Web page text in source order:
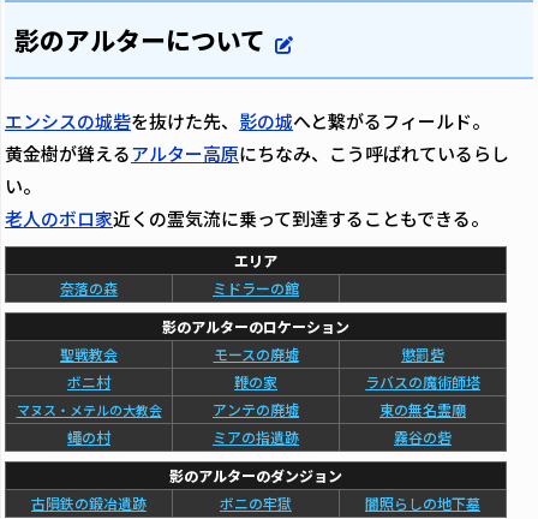
影のアルターについて
エンシスの城砦を抜けた先、 影の城へと繋がるフィールド。
黄金樹が聳えるアルター高原にちなみ、こう呼ばれているらし
い。
老人のボロ家近くの霊気流に乗って到達することもできる。
エリア
奈落の森
ミドラーの館
影のアルターのロケーション
聖戦教会
モースの廃墟
懲罰砦
ボニ村
鞭の家 ラバスの魔術師塔
マヌス・メテルの大教会 アンテの廃墟
東の無名霊廟
蠅の村
ミアの指遺跡
霧谷の砦
影のアルターのダンジョン
古隕鉄の鍛冶遺跡
ボニの牢獄 闇照らしの地下墓